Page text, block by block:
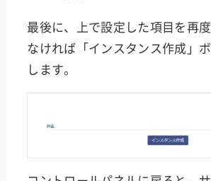
最後に、上で設定した項目を再
なければ「インスタンス作成」
します。